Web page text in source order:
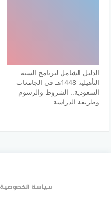
الدليل الشامل لبرنامج السنة
التأهيلية 1448هـ في الجامعات
السعودية.. الشروط والرسوم
وطريقة الدراسة
سياسة الخصوصية